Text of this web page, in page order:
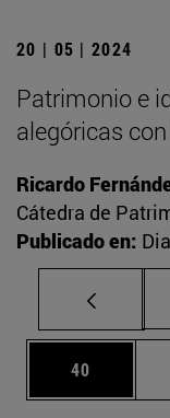
20 | 05 | 2024
Patrimonio e
alegóricas
Ricardo
Cátedra de
Publicado en:
Página
40